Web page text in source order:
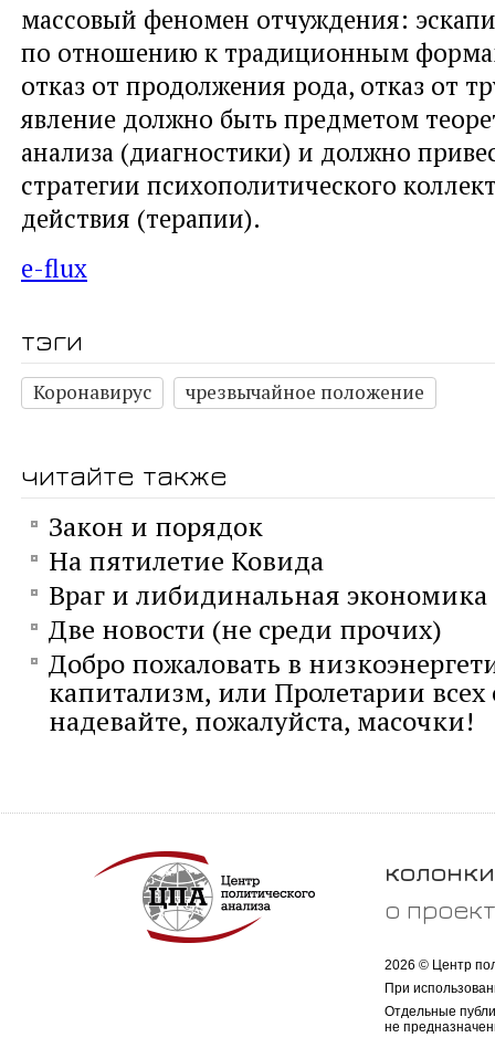
массовый феномен отчуждения:
по отношению к традиционным
отказ от продолжения рода, отказ от
явление должно быть предметом
анализа (диагностики) и должно
стратегии психополитического
действия (терапии).
e-flux
тэги
Коронавирус чрезвычайное положение
читайте также
Закон и порядок
На пятилетие Ковида
Враг и либидинальная экономика
Две новости (не среди прочих)
Добро пожаловать в
капитализм, или Пролетарии всех
надевайте, пожалуйста, масочки!
колонки
о
2026 © Центр
При
Отдельные
не